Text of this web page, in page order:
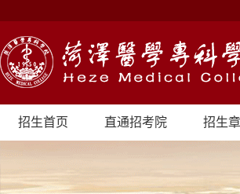
招生首页 直通招考院 招生